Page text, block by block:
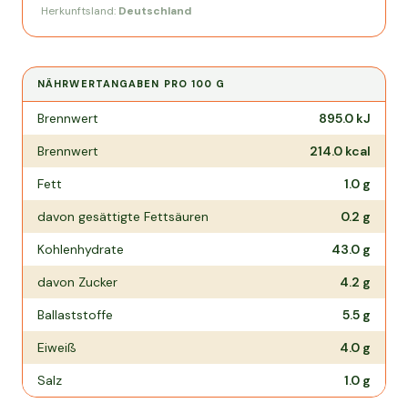
Herkunftsland: Deutschland
NÄHRWERTANGABEN PRO100 G
Nährwertangaben pro
Brennwert 895.0 kJ
Brennwert
214.0 kcal
Fett
1.0 g
davon gesättigte Fettsäuren
0.2 g
Kohlenhydrate
43.0 g
davon Zucker
4.2 g
Ballaststoffe
5.5 g
Eiweiß
4.0 g
Salz
1.0 g